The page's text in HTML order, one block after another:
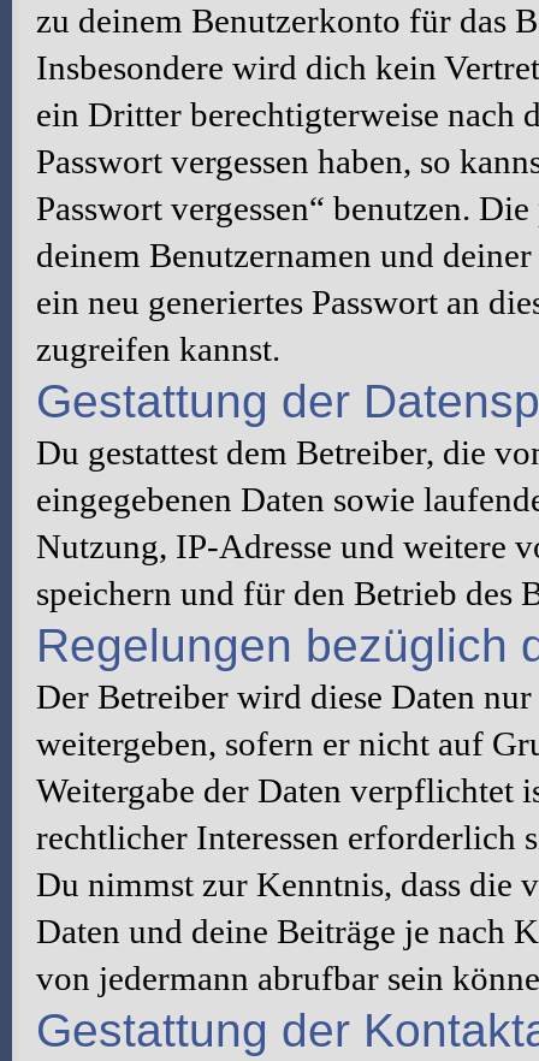
zu deinem Benutzerkonto für das
Insbesondere wird dich kein
ein Dritter berechtigterweise nach
Passwort vergessen haben, so
Passwort vergessen“ benutzen.
deinem Benutzernamen und
ein neu generiertes Passwort an
zugreifen kannst.
Gestattung der
Du gestattest dem Betreiber, die
eingegebenen Daten sowie
Nutzung, IP-Adresse und weitere
speichern und für den Betrieb des
Regelungen bezüglich
Der Betreiber wird diese Daten
weitergeben, sofern er nicht auf
Weitergabe der Daten verpflichtet
rechtlicher Interessen erforderlich
Du nimmst zur Kenntnis, dass die
Daten und deine Beiträge je nach
von jedermann abrufbar sein
Gestattung der